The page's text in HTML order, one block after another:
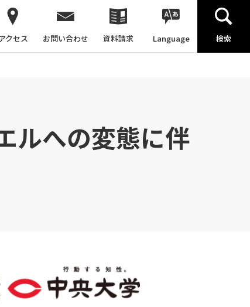
クセス お問い合わせ 資料請求 Language 検索
ルへの変態に伴